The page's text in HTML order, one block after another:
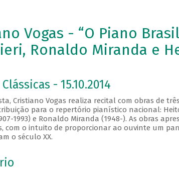
Vogas - “O Piano
Ronaldo Miranda e
- 15.10.2014
Cristiano Vogas realiza recital com obras de
para o repertório pianístico nacional:
1993) e Ronaldo Miranda (1948-). As obras
com o intuito de proporcionar ao ouvinte um
o século XX.